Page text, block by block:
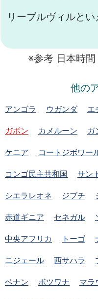
リーブルヴィルと
※参考 日本時
他の
アンゴラ ウガンダ エ
ガボン カメルーン ガ
ケニア コートジボワー
コンゴ民主共和国 サン
シエラレオネ ジブチ
赤道ギニア セネガル
中央アフリカ トーゴ
ニジェール 西サハラ
ベナン ボツワナ マラ